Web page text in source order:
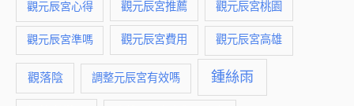
觀元辰宮心得 觀元辰宮推薦 觀元辰宮桃園
觀元辰宮準嗎 觀元辰宮費用 觀元辰宮高雄
觀落陰 調整元辰宮有效嗎 鍾絲雨